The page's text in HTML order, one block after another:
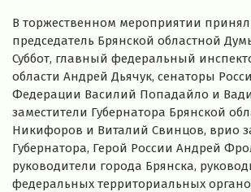
В торжественном мероприятии
председатель Брянской областной
Суббот, главный федеральный
области Андрей Дьячук, сенаторы
Федерации Василий Попадайло и
заместители Губернатора Брянской
Никифоров и Виталий Свинцов, врио
Губернатора, Герой России Андрей
руководители города Брянска,
федеральных территориальных